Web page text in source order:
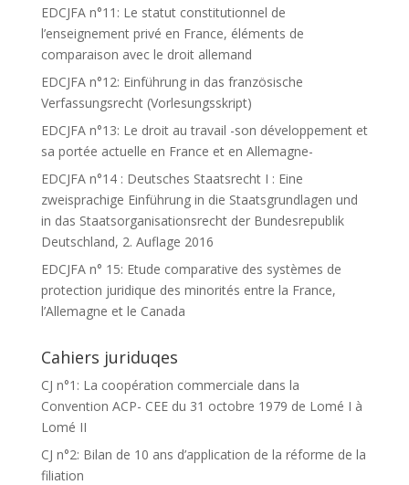
EDCJFA n°11: Le statut constitutionnel de
l’enseignement privé en France, éléments de
comparaison avec le droit allemand
EDCJFA n°12: Einführung in das französische
Verfassungsrecht (Vorlesungsskript)
EDCJFA n°13: Le droit au travail -son développement et
sa portée actuelle en France et en Allemagne-
EDCJFA n°14 : Deutsches Staatsrecht I : Eine
zweisprachige Einführung in die Staatsgrundlagen und
in das Staatsorganisationsrecht der Bundesrepublik
Deutschland, 2. Auflage 2016
EDCJFA n° 15: Etude comparative des systèmes de
protection juridique des minorités entre la France,
l’Allemagne et le Canada
Cahiers juriduqes
CJ n°1: La coopération commerciale dans la
Convention ACP- CEE du 31 octobre 1979 de Lomé I à
Lomé II
CJ n°2: Bilan de 10 ans d’application de la réforme de la
filiation